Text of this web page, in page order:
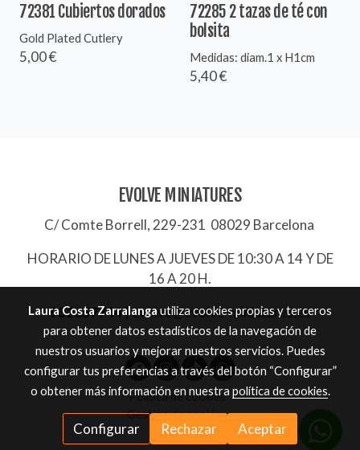
72381 Cubiertos dorados
Gold Plated Cutlery
5,00 €
72285 2 tazas de té con
bolsita
Medidas: diam.1 x H1cm
5,40 €
EVOLVE MINIATURES
C/ Comte Borrell, 229-231 08029 Barcelona
HORARIO DE LUNES A JUEVES DE 10:30 A 14 Y DE
16 A 20 H.
932657744|evolve@evolve-miniatures.es
Política de cookies
Gestión de cookies
Laura Costa Zarralanga utiliza cookies propias y terceros
para obtener datos estadísticos de la navegación de
nuestros usuarios y mejorar nuestros servicios. Puedes
configurar tus preferencias a través del botón “Configurar”
o obtener más información en nuestra política de cookies.
Configurar Rechazar Aceptar